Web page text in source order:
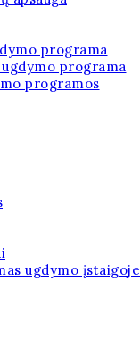
programa
programa
programos
ugdymo įstaigoje